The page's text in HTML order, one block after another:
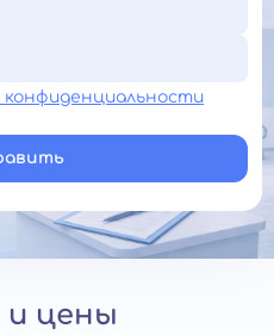
конфиденциальности
и цены